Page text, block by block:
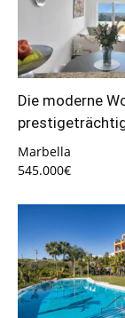
Die moderne
Marbella
545.000€